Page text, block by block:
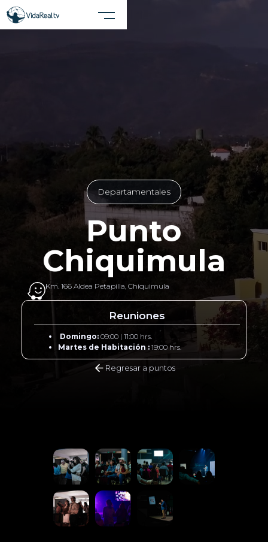
Departamentales
Punto
Chiquimula
Km. 166 Aldea Petapilla, Chiquimula
Reuniones
Domingo: 09:00 | 11:00 hrs.
Martes de Habitación :19:00 hrs.
Regresar a puntos